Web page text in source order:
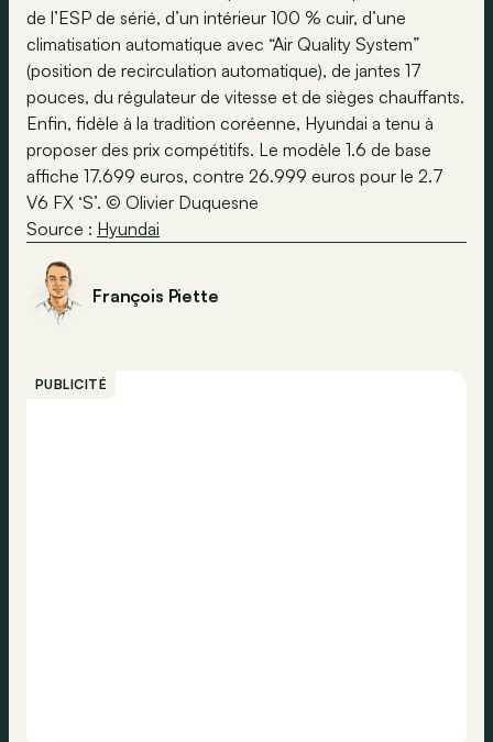
de l’ESP de sérié, d’un intérieur 100 % cuir, d’une
climatisation automatique avec “Air Quality System”
(position de recirculation automatique), de jantes 17
pouces, du régulateur de vitesse et de sièges chauffants.
Enfin, fidèle à la tradition coréenne, Hyundai a tenu à
proposer des prix compétitifs. Le modèle 1.6 de base
affiche 17.699 euros, contre 26.999 euros pour le 2.7
V6 FX ‘S’. © Olivier Duquesne
Source : Hyundai
François Piette
PUBLICITÉ